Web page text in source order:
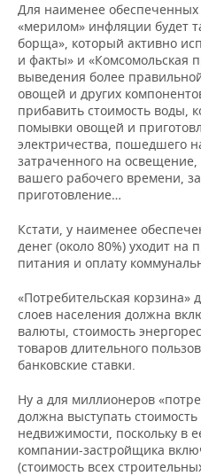
Для наименее
«мерилом» инфляции будет
борща», который активно
и факты» и «Комсомольская
выведения более
овощей и других
прибавить стоимость воды,
помывки овощей и
электричества, пошедшего
затраченного на
вашего рабочего времени,
приготовление…
Кстати, у наименее
денег (около 80%) уходит на
питания и оплату
«Потребительская корзина»
слоев населения должна
валюты, стоимость
товаров длительного
банковские ставки.
Ну а для миллионеров
должна выступать
недвижимости, поскольку в
компании-застройщика
(стоимость всех